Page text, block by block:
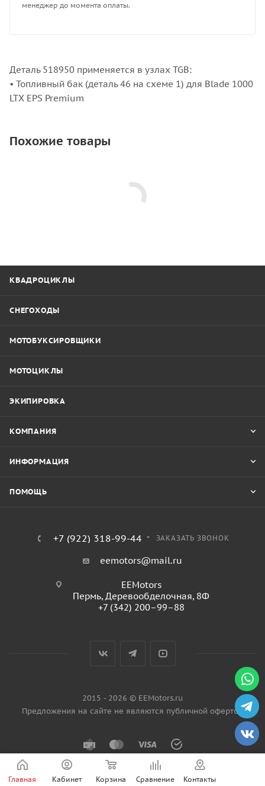
менеджер до момента оплаты.
Деталь 518950 применяется в узлах TGB:
• Топливный бак (деталь 46 на схеме 1) для Blade 1000
LTX EPS Premium
Похожие товары
КВАДРОЦИКЛЫ
СНЕГОХОДЫ
МОТОБУКСИРОВЩИКИ
МОТОЦИКЛЫ
ЭКИПИРОВКА
КОМПАНИЯ
ИНФОРМАЦИЯ
ПОМОЩЬ
+7 (922) 318-99-44 ЗАКАЗАТЬ ЗВОНОК
eemotors@mail.ru
EEMotors
Пермь, Деревообделочная, 8Ф
+7 (342) 200–99–88
2015 - 2026 © EEMotors.ru
Предложения на сайте не являются публичной офертой
Главная Кабинет Корзина Сравнение Контакты